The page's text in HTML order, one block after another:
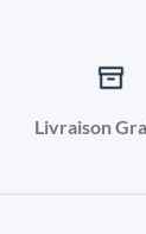
Livraison